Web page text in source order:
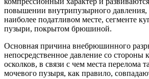
повышении внутрипузырного давления,
наиболее податливом месте, сегменте
пузыри, покрытом брюшиной.
Основная причина внебрюшинного
непосредственное давление со стороны
осколков, в связи с чем места перелома
мочевого пузыря, как правило,